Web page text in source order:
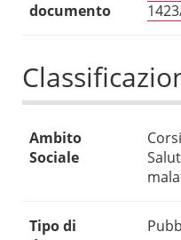
documento
Ambito
Sociale
Tipo di